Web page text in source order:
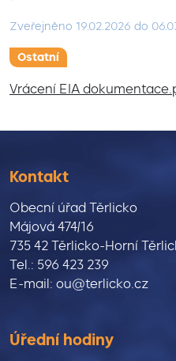
Zveřejněno 19.02.2026 do
Ostatní
Vrácení EIA
Kontakt
Obecní úřad Těrlicko
Májová 474/16
735 42 Těrlicko-Horní
Tel.: 596 423 239
E-mail: ou@terlicko.cz
Úřední hodiny